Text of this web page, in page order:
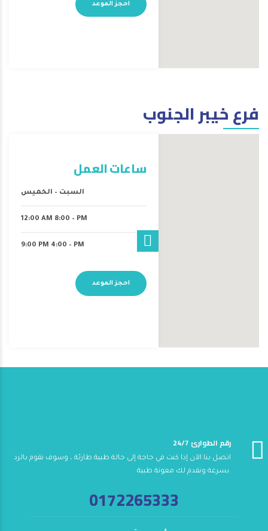
احجز الموعد
فرع خيبر الجنوب
ساعات العمل
السبت – الخميس
12:00 AM 8:00 – PM
9:00 PM 4:00 – PM
احجز الموعد
24/7 رقم الطوارئ
اتصل بنا الآن إذا كنت في حاجة إلى حالة طبية طارئة ، وسوف نقوم بالرد
بسرعة ونقدم لك معونة طبية.
0172265333